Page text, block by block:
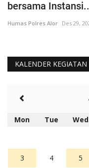
bersama
Humas Polres Alor Des 29,
KALENDER KEGIATAN
Mon Tue Wed
3 4 5